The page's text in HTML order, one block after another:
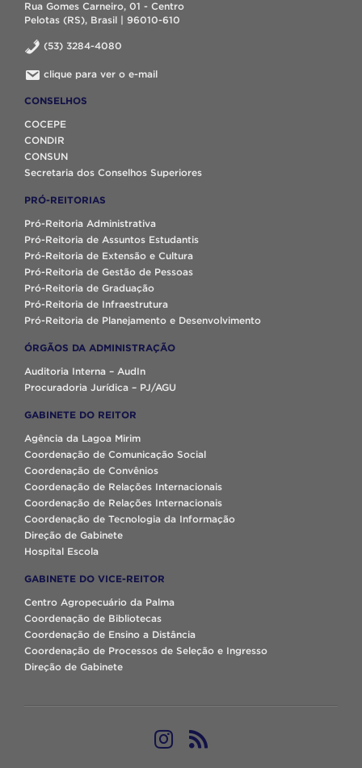
Rua Gomes Carneiro, 01 - Centro
Pelotas (RS), Brasil | 96010-610
(53) 3284-4080
clique para ver o e-mail
CONSELHOS
COCEPE
CONDIR
CONSUN
Secretaria dos Conselhos Superiores
PRÓ-REITORIAS
Pró-Reitoria Administrativa
Pró-Reitoria de Assuntos Estudantis
Pró-Reitoria de Extensão e Cultura
Pró-Reitoria de Gestão de Pessoas
Pró-Reitoria de Graduação
Pró-Reitoria de Infraestrutura
Pró-Reitoria de Planejamento e Desenvolvimento
ÓRGÃOS DA ADMINISTRAÇÃO
Auditoria Interna – AudIn
Procuradoria Jurídica – PJ/AGU
GABINETE DO REITOR
Agência da Lagoa Mirim
Coordenação de Comunicação Social
Coordenação de Convênios
Coordenação de Relações Internacionais
Coordenação de Relações Internacionais
Coordenação de Tecnologia da Informação
Direção de Gabinete
Hospital Escola
GABINETE DO VICE-REITOR
Centro Agropecuário da Palma
Coordenação de Bibliotecas
Coordenação de Ensino a Distância
Coordenação de Processos de Seleção e Ingresso
Direção de Gabinete